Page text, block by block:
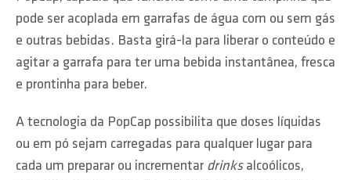
pode ser acoplada em garrafas de água com ou sem gás
e outras bebidas. Basta girá-la para liberar o conteúdo e
agitar a garrafa para ter uma bebida instantânea, fresca
e prontinha para beber.
A tecnologia da PopCap possibilita que doses líquidas
ou em pó sejam carregadas para qualquer lugar para
cada um preparar ou incrementar drinksalcoólicos,